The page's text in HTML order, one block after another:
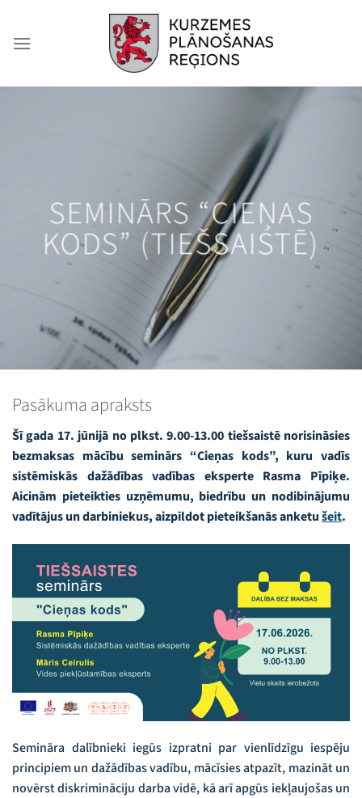
content
SEMINĀRS “CIEŅAS
KODS” (TIEŠSAISTĒ)
Pasākuma apraksts
Šī gada 17. jūnijā no plkst. 9.00-13.00 tiešsaistē norisināsies
bezmaksas mācību seminārs “Cieņas kods”, kuru vadīs
sistēmiskās dažādības vadības eksperte Rasma Pīpiķe.
Aicinām pieteikties uzņēmumu, biedrību un nodibinājumu
vadītājus un darbiniekus, aizpildot pieteikšanās anketušeit.
Semināra dalībnieki iegūs izpratni par vienlīdzīgu iespēju
principiem un dažādības vadību, mācīsies atpazīt, mazināt un
novērst diskrimināciju darba vidē, kā arī apgūs iekļaujošas un